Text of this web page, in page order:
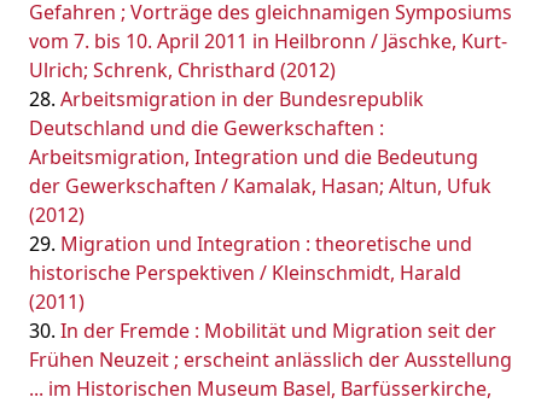
Gefahren ; Vorträge des gleichnamigen Symposiums
vom 7. bis 10. April 2011 in Heilbronn / Jäschke, Kurt-
Ulrich; Schrenk, Christhard (2012)
Arbeitsmigration in der Bundesrepublik
Deutschland und die Gewerkschaften :
Arbeitsmigration, Integration und die Bedeutung
der Gewerkschaften / Kamalak, Hasan; Altun, Ufuk
(2012)
Migration und Integration : theoretische und
historische Perspektiven / Kleinschmidt, Harald
(2011)
In der Fremde : Mobilität und Migration seit der
Frühen Neuzeit ; erscheint anlässlich der Ausstellung
... im Historischen Museum Basel, Barfüsserkirche,